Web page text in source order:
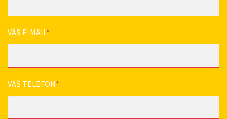
VÁŠ E-MAIL*
VÁŠ TELEFON*